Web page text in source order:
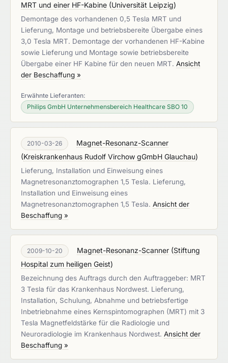
MRT und einer HF-Kabine (Universität Leipzig)
Demontage des vorhandenen 0,5 Tesla MRT und
Lieferung, Montage und betriebsbereite Übergabe eines
3,0 Tesla MRT. Demontage der vorhandenen HF-Kabine
sowie Lieferung und Montage sowie betriebsbereite
Übergabe einer HF Kabine für den neuen MRT. Ansicht
der Beschaffung »
Erwähnte Lieferanten:
Philips GmbH Unternehmensbereich Healthcare SBO 10
2010-03-26
Magnet-Resonanz-Scanner
(Kreiskrankenhaus Rudolf Virchow gGmbH Glauchau)
Lieferung, Installation und Einweisung eines
Magnetresonanztomographen 1,5 Tesla. Lieferung,
Installation und Einweisung eines
Magnetresonanztomographen 1,5 Tesla. Ansicht der
Beschaffung »
2009-10-20 Magnet-Resonanz-Scanner (Stiftung
Hospital zum heiligen Geist)
Bezeichnung des Auftrags durch den Auftraggeber: MRT
3 Tesla für das Krankenhaus Nordwest. Lieferung,
Installation, Schulung, Abnahme und betriebsfertige
Inbetriebnahme eines Kernspintomographen (MRT) mit 3
Tesla Magnetfeldstärke für die Radiologie und
Neuroradiologie im Krankenhaus Nordwest. Ansicht der
Beschaffung »